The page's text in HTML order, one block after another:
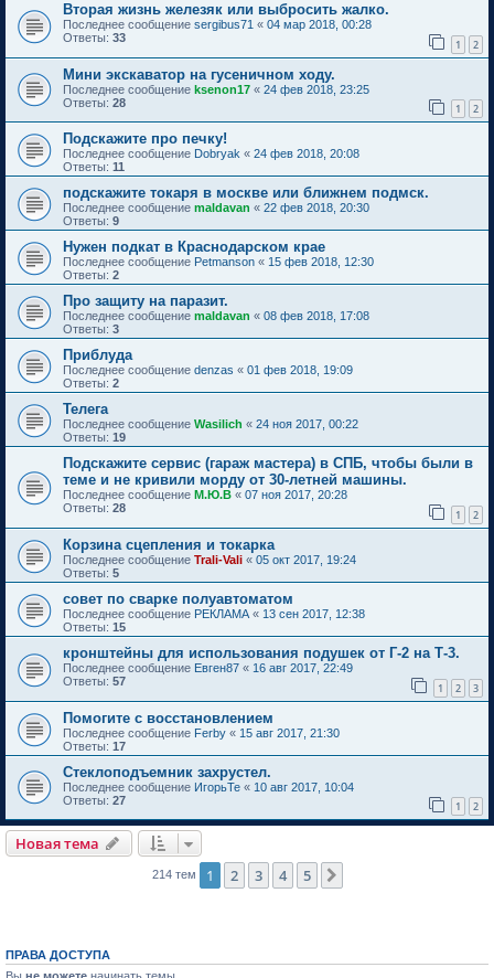
Вторая жизнь железяк или выбросить жалко.
Последнее сообщение sergibus71 « 04 мар 2018, 00:28
Ответы: 33 1 2
Мини экскаватор на гусеничном ходу.
Последнее сообщение ksenon17 « 24 фев 2018, 23:25
Ответы: 28 1 2
Подскажите про печку!
Последнее сообщение Dobryak « 24 фев 2018, 20:08
Ответы: 11
подскажите токаря в москве или ближнем подмск.
Последнее сообщение maldavan « 22 фев 2018, 20:30
Ответы: 9
Нужен подкат в Краснодарском крае
Последнее сообщение Petmanson « 15 фев 2018, 12:30
Ответы: 2
Про защиту на паразит.
Последнее сообщение maldavan « 08 фев 2018, 17:08
Ответы: 3
Приблуда
Последнее сообщение denzas « 01 фев 2018, 19:09
Ответы: 2
Телега
Последнее сообщение Wasilich « 24 ноя 2017, 00:22
Ответы: 19
Подскажите сервис (гараж мастера) в СПБ, чтобы были в
теме и не кривили морду от 30-летней машины.
Последнее сообщение М.Ю.В « 07 ноя 2017, 20:28
Ответы: 28 1 2
Корзина сцепления и токарка
Последнее сообщение Trali-Vali « 05 окт 2017, 19:24
Ответы: 5
совет по сварке полуавтоматом
Последнее сообщение РЕКЛАМА « 13 сен 2017, 12:38
Ответы: 15
кронштейны для использования подушек от Г-2 на Т-3.
Последнее сообщение Евген87 « 16 авг 2017, 22:49
Ответы: 57 1 2 3
Помогите с восстановлением
Последнее сообщение Ferby « 15 авг 2017, 21:30
Ответы: 17
Стеклоподъемник захрустел.
Последнее сообщение ИгорьТе « 10 авг 2017, 10:04
Ответы: 27 1 2
Новая тема
214 тем 1 2 3 4 5
ПРАВА ДОСТУПА